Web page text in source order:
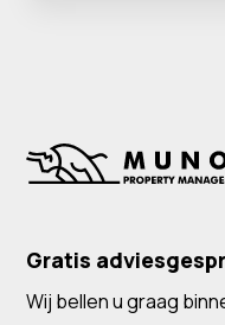
Gratis
Wij bellen u graag